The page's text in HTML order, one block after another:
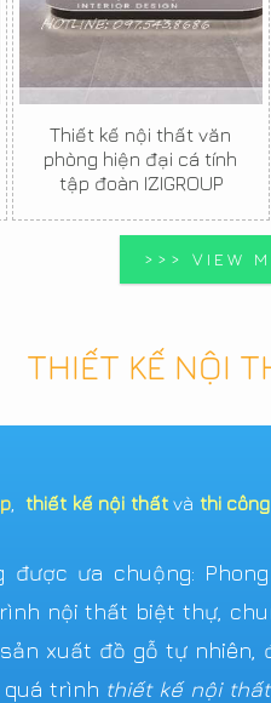
Thiết kế nội thất văn
phòng hiện đại cá tính
tập đoàn IZIGROUP
>>> VIEW
THIẾT KẾ NỘI
,thiết kế nội thấtvà thi
ưa chuộng:
nội thất biệt thự,
xuất đồ gỗ tự nhiên,
trình thiết kế nội